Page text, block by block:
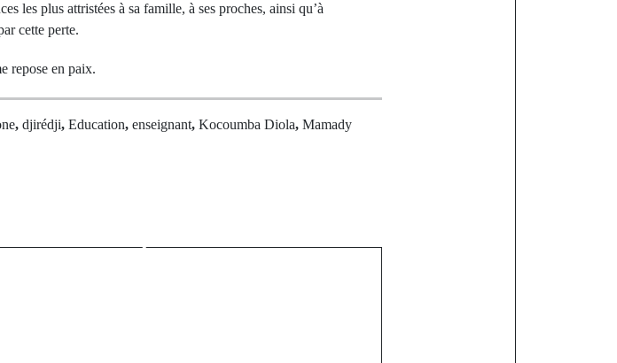
les plus attristées à sa famille, à ses proches, ainsi qu’à
cette perte.
repose en paix.
,djirédji,Education,enseignant,Kocoumba Diola,Mamady